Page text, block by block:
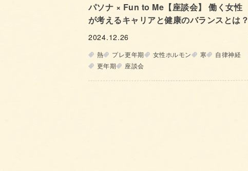
パソナ × Fun to Me【座談会】 働く女性
が考えるキャリアと健康のバランスとは？
2024.12.26
熱 プレ更年期 女性ホルモン 寒
自律神経
更年期
座談会